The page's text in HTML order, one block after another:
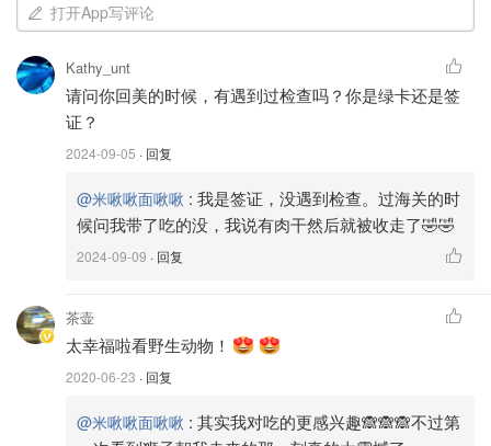
打开App写评论
Kathy_unt
请问你回美的时候，有遇到过检查吗？你是绿卡还是签
证？
2024-09-05 · 回复
@米啾啾面啾啾 : 我是签证，没遇到检查。过海关的时
候问我带了吃的没，我说有肉干然后就被收走了🤣🤣
2024-09-09 · 回复
茶壶
太幸福啦看野生动物！
2020-06-23 · 回复
@米啾啾面啾啾 : 其实我对吃的更感兴趣🙈🙈🙈不过第